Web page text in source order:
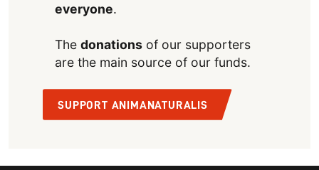
everyone.
The donationsof our supporters
are the main source of our funds.
SUPPORT ANIMANATURALIS